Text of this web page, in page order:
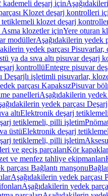
kademeli deşarj için
Klozet deşarj kontrolleri
tetiklemeli klozet deşarj
Asma klozetler içinYere oturan
modüllerAşağıdakilerin yedek
yedek parçası Pisuvarlar,
ya da sıva altı pisuvar deşarj
kontrollüEntegre pisuvar
Deşarjlı işletimli pisuvarlar,
parçası KapaksızPisuvar
panelleriAşağıdakilerin
yedek parçası
altıElektronik deşarj
tetiklemeli, pilli işletim
üstüElektronik deşarj
tetiklemeli, pilli işletim
ve geçiş parçalarıKör kapaklar
ve menfez tahliye ekipmanları
parçası Bağlantı manşonu
Aşağıdakilerin yedek parçası
Aşağıdakilerin yedek